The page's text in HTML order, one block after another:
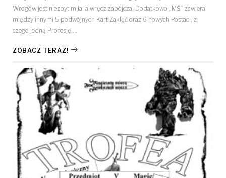
Wrogów jest niezbyt miła, a wręcz zabójcza. Dodatkowo „MŚ” zawiera
między innymi 5 podwójnych Kart Zaklęć oraz 6 nowych Postaci, z
czego jedną Profesję.…
ZOBACZ TERAZ!